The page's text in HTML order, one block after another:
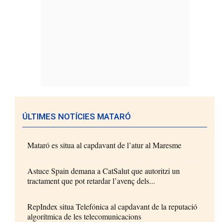
ÚLTIMES NOTÍCIES MATARÓ
Mataró es situa al capdavant de l’atur al Maresme
Astuce Spain demana a CatSalut que autoritzi un
tractament que pot retardar l’avenç dels...
RepIndex situa Telefónica al capdavant de la reputació
algorítmica de les telecomunicacions